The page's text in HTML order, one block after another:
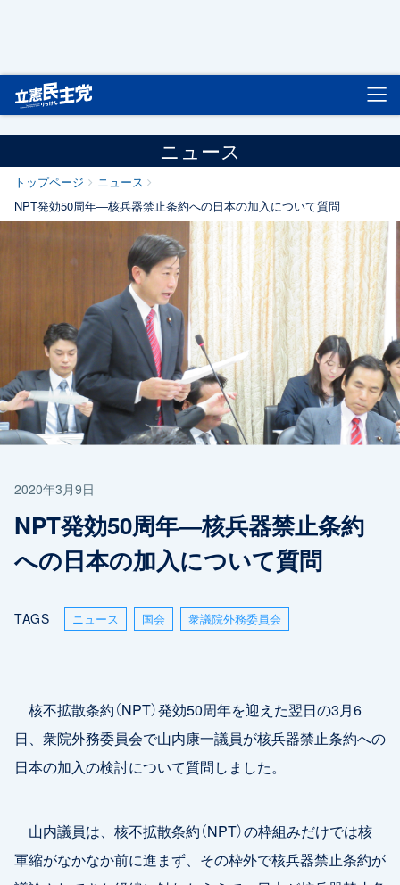
ニュース
トップページ
ニュース
NPT発効50周年―核兵器禁止条約への日本の加入について質問
2020年3月9日
NPT発効50周年―核兵器禁止条約
への日本の加入について質問
TAGS ニュース 国会 衆議院外務委員会
核不拡散条約（NPT）発効50周年を迎えた翌日の3月6
日、衆院外務委員会で山内康一議員が核兵器禁止条約への
日本の加入の検討について質問しました。
山内議員は、核不拡散条約（NPT）の枠組みだけでは核
軍縮がなかなか前に進まず、その枠外で核兵器禁止条約が